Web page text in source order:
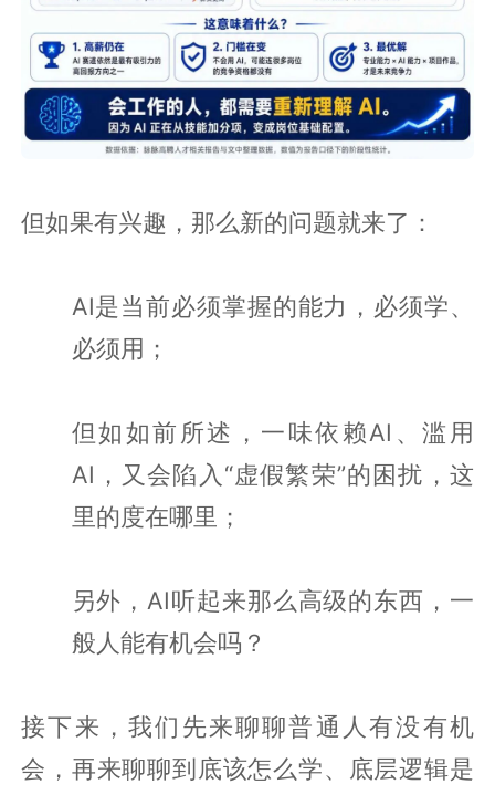
但如果有兴趣，那么新的问题就来了：
AI是当前必须掌握的能力，必须学、
必须用；
但如如前所述，一味依赖AI、滥用
AI，又会陷入“虚假繁荣”的困扰，这
里的度在哪里；
另外，AI听起来那么高级的东西，一
般人能有机会吗？
接下来，我们先来聊聊普通人有没有机
会，再来聊聊到底该怎么学、底层逻辑是